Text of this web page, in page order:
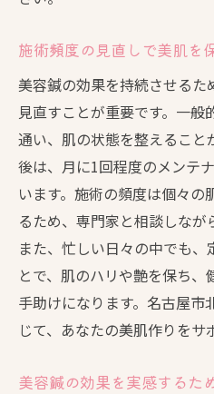
施術頻度の見直しで美肌を
美容鍼の効果を持続させるた
見直すことが重要です。一般
通い、肌の状態を整えること
後は、月に1回程度のメンテ
います。施術の頻度は個々の
るため、専門家と相談しなが
また、忙しい日々の中でも
とで、肌のハリや艶を保ち
手助けになります。名古屋市
じて、あなたの美肌作りをサ
美容鍼の効果を実感するた